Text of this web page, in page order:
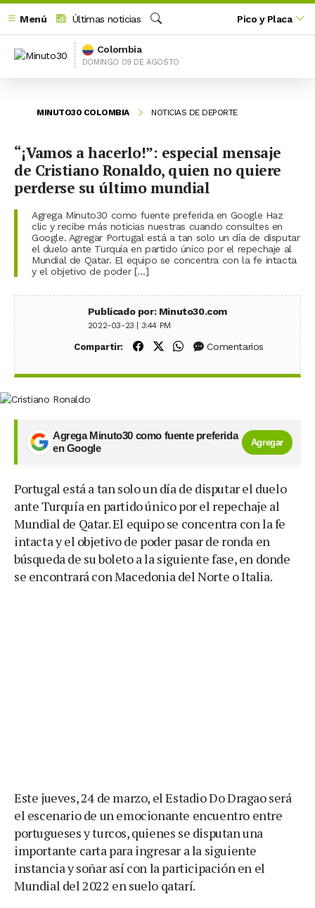
Menú
Últimas noticias
Buscar
Pico y Placa
Colombia
DOMINGO 09 DE AGOSTO
MINUTO30 COLOMBIA NOTICIAS DE DEPORTE
“¡Vamos a hacerlo!”: especial mensaje
de Cristiano Ronaldo, quien no quiere
perderse su último mundial
Agrega Minuto30 como fuente preferida en Google Haz
clic y recibe más noticias nuestras cuando consultes en
Google. Agregar Portugal está a tan solo un día de disputar
el duelo ante Turquía en partido único por el repechaje al
Mundial de Qatar. El equipo se concentra con la fe intacta
y el objetivo de poder […]
Publicado por: Minuto30.com
2022-03-23 | 3:44 PM
Compartir: Compartir en Facebook
Compartir en X (Twitter)
Compartir en WhatsApp
Comentarios
Agrega Minuto30 como fuente preferida
en Google
Agregar
Portugal está a tan solo un día de disputar el duelo
ante Turquía en partido único por el repechaje al
Mundial de Qatar. El equipo se concentra con la fe
intacta y el objetivo de poder pasar de ronda en
búsqueda de su boleto a la siguiente fase, en donde
se encontrará con Macedonia del Norte o Italia.
Este jueves, 24 de marzo, el Estadio Do Dragao será
el escenario de un emocionante encuentro entre
portugueses y turcos, quienes se disputan una
importante carta para ingresar a la siguiente
instancia y soñar así con la participación en el
Mundial del 2022 en suelo qatarí.